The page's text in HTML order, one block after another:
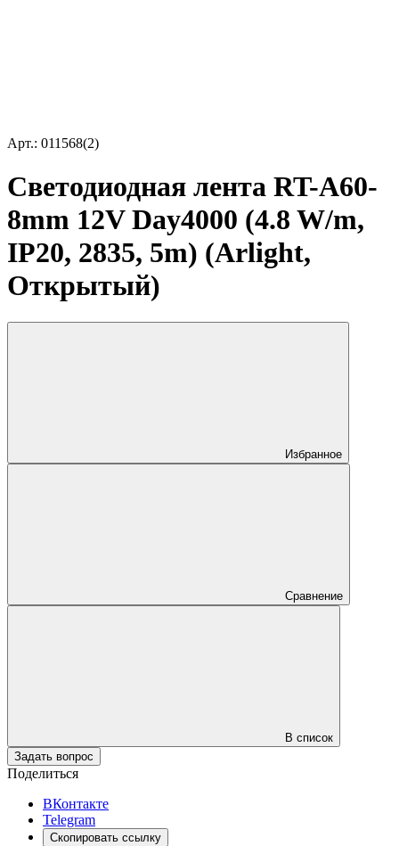
Арт.: 011568(2)
Светодиодная лента RT-A60-
8mm 12V Day4000 (4.8 W/m,
IP20, 2835, 5m) (Arlight,
Открытый)
Избранное
Сравнение
В список
Задать вопрос
Поделиться
ВКонтакте
Telegram
Скопировать ссылку